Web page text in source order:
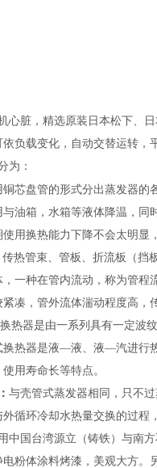
心脏，精选原装日本松下、
负载变化，自动交替运转，
为：
铜芯盘管的形式分出蒸发器的
油箱，水箱等液体降温，同
用换热能力下降不会太明显
传热管束、管板、折流板（挡
一种在管内流动，称为管程
凑，管外流体湍动程度高，
热器是由一系列具有一定波
换热器是液—液、液—汽进行
用寿命长等特点。
与壳管式蒸发器相同，只不
循环冷却水热量交换的过程
中国台湾源立（铸铁）与南
粉体涂料烤漆，美观大方。